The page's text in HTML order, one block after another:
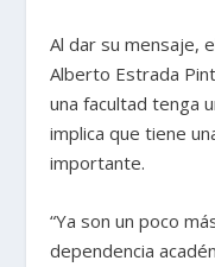
Al dar su mensaje,
Alberto Estrada
una facultad tenga
implica que tiene
importante.
“Ya son un poco
dependencia